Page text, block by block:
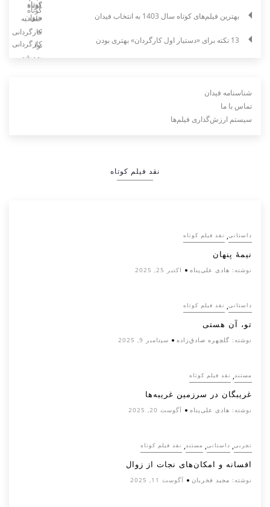
بهترین فیلم‌های کوتاه سال 1403 به انتخاب فیدان
13 نکته برای «دستیار اول کارگردان» بهتری بودن
شناسنامه فیدان
تماس با ما
سیستم ارزش‌گذاری فیلم‌ها
نقد فیلم کوتاه
داستانی, نقد فیلم کوتاه
نیمۀ پنهان
نوشته: هادی علی‌پناه اکتبر 25, 2025
داستانی, نقد فیلم کوتاه
تو، آن هستی
نوشته: گلچهره صادق‌زاده سپتامبر 9, 2025
مستند, نقد فیلم کوتاه
غریبگان در سرزمین غریبه‌ها
نوشته: هادی علی‌پناه آگوست 20, 2025
تجربی, داستانی, مستند, نقد فیلم کوتاه
افسانه‌ و امکان‌های نجات از زوال
نوشته: مجید فخریان آگوست 11, 2025